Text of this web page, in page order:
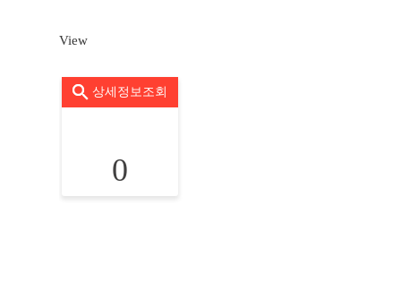
View
상세정보조회
0